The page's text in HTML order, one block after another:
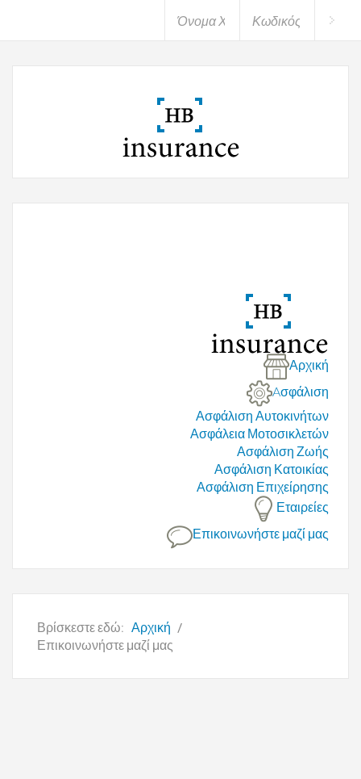
Αρχική
Aσφάλιση
Ασφάλιση Αυτοκινήτων
Ασφάλεια Μοτοσικλετών
Ασφάλιση Ζωής
Ασφάλιση Κατοικίας
Ασφάλιση Επιχείρησης
Εταιρείες
Επικοινωνήστε μαζί μας
Βρίσκεστε εδώ: Αρχική
Επικοινωνήστε μαζί μας